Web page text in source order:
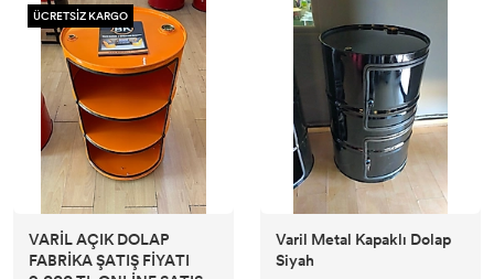
ÜCRETSİZ KARGO
VARİL AÇIK DOLAP
FABRİKA ŞATIŞ FİYATI
Varil Metal Kapaklı Dolap
Siyah